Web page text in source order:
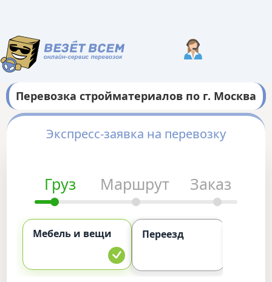
Перевозка стройматериалов по г. Москва
Экспресс-заявка на перевозку
Груз Маршрут Заказ
Мебель и вещи Переезд